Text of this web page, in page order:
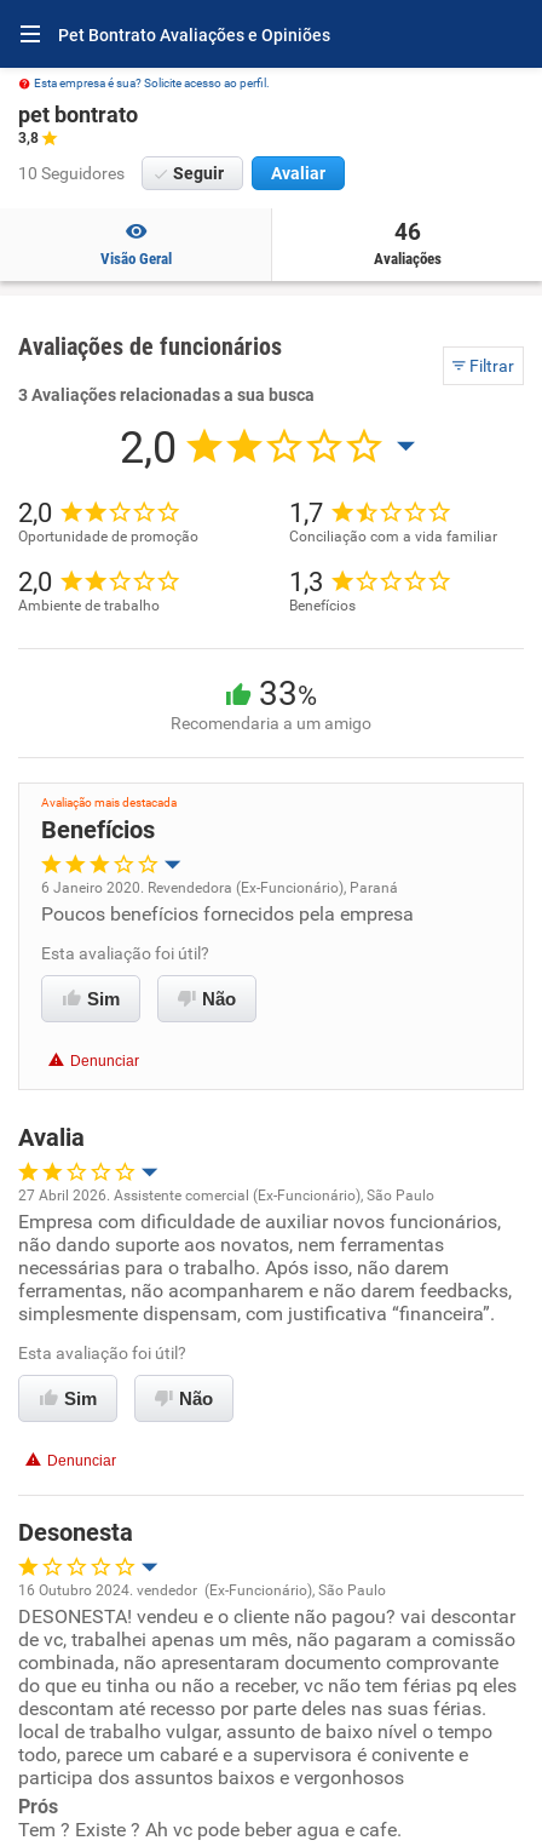
Pet Bontrato Avaliações e Opiniões
Esta empresa é sua? Solicite acesso ao perfil.
pet bontrato
3,8
10 Seguidores Seguir Avaliar
Visão Geral
46
Avaliações
Avaliações de funcionários
Filtrar
3 Avaliações relacionadas a sua busca
2,0
2,0
Oportunidade de promoção
1,7
Conciliação com a vida familiar
2,0
Ambiente de trabalho
1,3
Benefícios
33%
Recomendaria a um amigo
Avaliação mais destacada
Benefícios
Oportunidade de promoção
Ambiente de trabalho
Benefícios
Recomenda esta empresa
6 Janeiro 2020. Revendedora (Ex-Funcionário), Paraná
Poucos benefícios fornecidos pela empresa
Esta avaliação foi útil?
Sim Não
Denunciar
Avalia
Oportunidade de promoção
Ambiente de trabalho
Conciliação com a vida familiar
Benefícios
Não recomenda esta empresa
27 Abril 2026. Assistente comercial (Ex-Funcionário), São Paulo
Empresa com dificuldade de auxiliar novos funcionários,
não dando suporte aos novatos, nem ferramentas
necessárias para o trabalho. Após isso, não darem
ferramentas, não acompanharem e não darem feedbacks,
simplesmente dispensam, com justificativa “financeira”.
Esta avaliação foi útil?
Sim Não
Denunciar
Desonesta
Oportunidade de promoção
Ambiente de trabalho
Conciliação com a vida familiar
Benefícios
16 Outubro 2024. vendedor (Ex-Funcionário), São Paulo
DESONESTA! vendeu e o cliente não pagou? vai descontar
de vc, trabalhei apenas um mês, não pagaram a comissão
combinada, não apresentaram documento comprovante
do que eu tinha ou não a receber, vc não tem férias pq eles
descontam até recesso por parte deles nas suas férias.
local de trabalho vulgar, assunto de baixo nível o tempo
todo, parece um cabaré e a supervisora é conivente e
participa dos assuntos baixos e vergonhosos
Prós
Tem ? Existe ? Ah vc pode beber agua e cafe.